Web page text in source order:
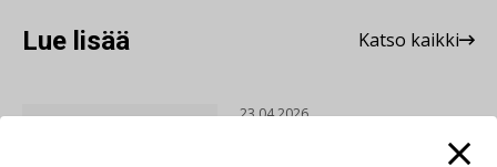
Lue lisää Katso kaikki
23.04.2026